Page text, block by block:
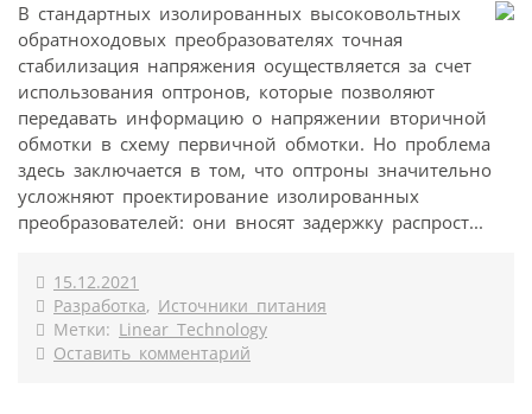
В стандартных изолированных высоковольтных
обратноходовых преобразователях точная
стабилизация напряжения осуществляется за счет
использования оптронов, которые позволяют
передавать информацию о напряжении вторичной
обмотки в схему первичной обмотки. Но проблема
здесь заключается в том, что оптроны значительно
усложняют проектирование изолированных
преобразователей: они вносят задержку распрост...
15.12.2021
Разработка, Источники питания
Метки: Linear Technology
Оставить комментарий